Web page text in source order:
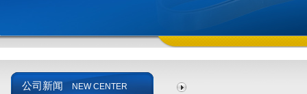
公司新闻 NEW CENTER